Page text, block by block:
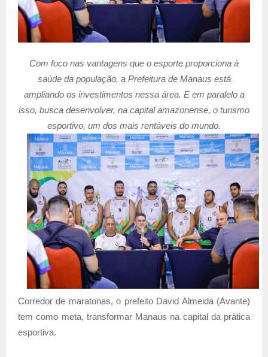
Com foco nas vantagens que o esporte proporciona à
saúde da população, a Prefeitura de Manaus está
ampliando os investimentos nessa área. E em paralelo a
isso, busca desenvolver, na capital amazonense, o turismo
esportivo, um dos mais rentáveis do mundo.
Corredor de maratonas, o prefeito David Almeida (Avante)
tem como meta, transformar Manaus na capital da prática
esportiva.